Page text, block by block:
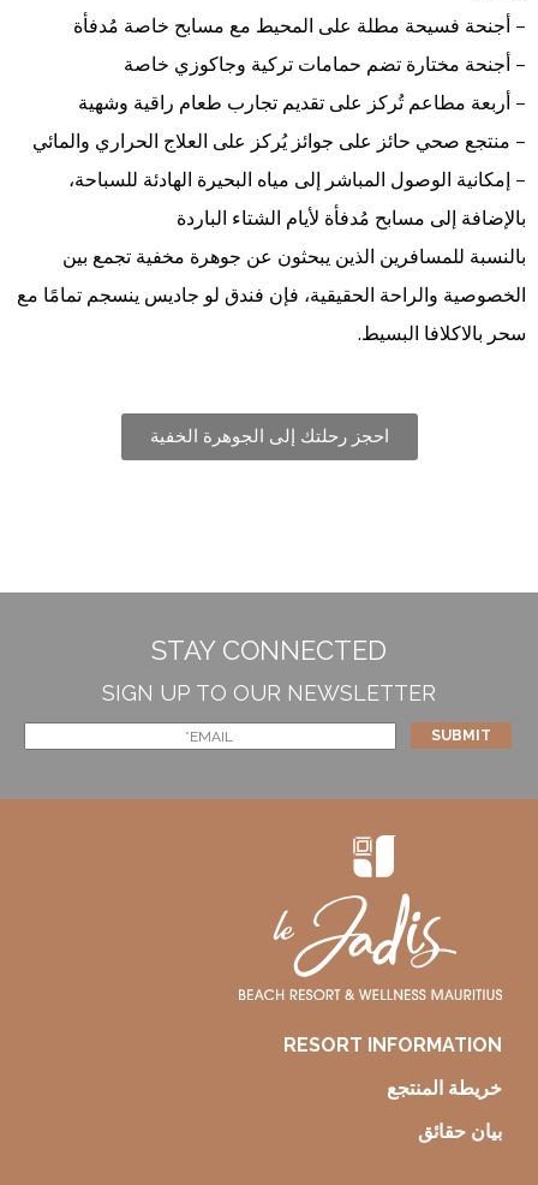
– أجنحة فسيحة مطلة على المحيط مع مسابح خاصة مُدفأة
– أجنحة مختارة تضم حمامات تركية وجاكوزي خاصة
– أربعة مطاعم تُركز على تقديم تجارب طعام راقية وشهية
– منتجع صحي حائز على جوائز يُركز على العلاج الحراري والمائي
– إمكانية الوصول المباشر إلى مياه البحيرة الهادئة للسباحة،
بالإضافة إلى مسابح مُدفأة لأيام الشتاء الباردة
بالنسبة للمسافرين الذين يبحثون عن جوهرة مخفية تجمع بين
الخصوصية والراحة الحقيقية، فإن فندق لو جاديس ينسجم تمامًا مع
سحر بالاكلافا البسيط.
احجز رحلتك إلى الجوهرة الخفية
STAY CONNECTED
SIGN UP TO OUR NEWSLETTER
RESORT INFORMATION
خريطة المنتجع
بيان حقائق